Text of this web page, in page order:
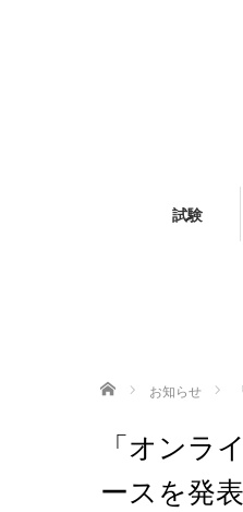
試験
ホーム お知らせ
「オンラ
ースを発